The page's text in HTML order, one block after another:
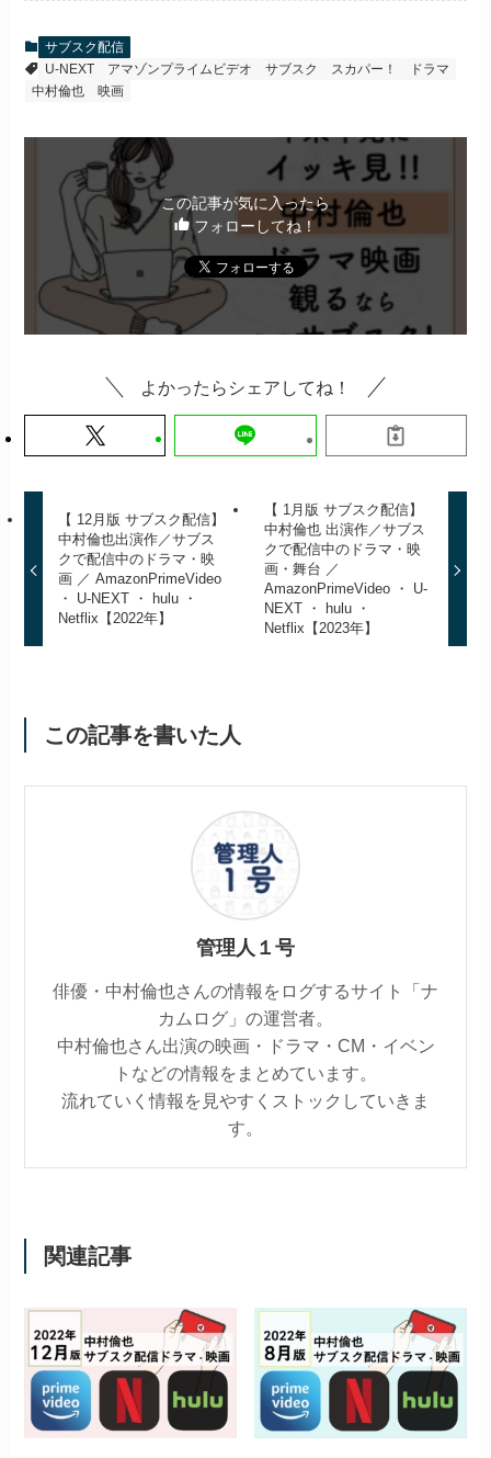
サブスク配信
U-NEXT
アマゾンプライムビデオ サブスク スカパー！
ドラマ
中村倫也
映画
この記事が気に入ったら
フォローしてね！
よかったらシェアしてね！
【 12月版 サブスク配信】
中村倫也出演作／サブス
クで配信中のドラマ・映
画 ／ AmazonPrimeVideo
・ U-NEXT ・ hulu ・
Netflix【2022年】
【 1月版 サブスク配信】
中村倫也 出演作／サブス
クで配信中のドラマ・映
画・舞台 ／
AmazonPrimeVideo ・ U-
NEXT ・ hulu ・
Netflix【2023年】
この記事を書いた人
管理人１号
俳優・中村倫也さんの情報をログするサイト「ナ
カムログ」の運営者。
中村倫也さん出演の映画・ドラマ・CM・イベン
トなどの情報をまとめています。
流れていく情報を見やすくストックしていきま
す。
関連記事